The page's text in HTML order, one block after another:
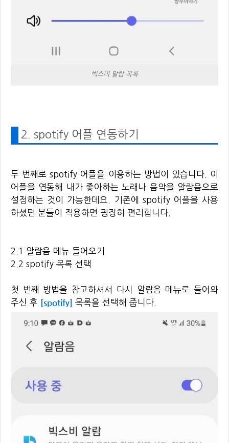
빅스비 알람 목록
2. spotify 어플 연동하기
두 번째로 spotify 어플을 이용하는 방법이 있습니다. 이
어플을 연동해 내가 좋아하는 노래나 음악을 알람음으로
설정하는 것이 가능한데요. 기존에 spotify 어플을 사용
하셨던 분들이 적용하면 굉장히 편리합니다.
2.1 알람음 메뉴 들어오기
2.2 spotify 목록 선택
첫 번째 방법을 참고하셔서 다시 알람음 메뉴로 들어와
주신 후 [spotify] 목록을 선택해 줍니다.